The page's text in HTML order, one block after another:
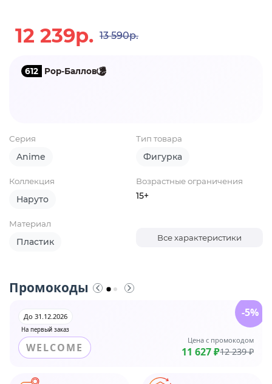
12 239р. 13 590р.
612 Pop-Баллов
Серия
Anime
Тип товара
Фигурка
Коллекция
Наруто
Возрастные ограничения
15+
Материал
Пластик Все характеристики
Промокоды
На первый заказ
До 31.12.2026
WELCOME
Цена с промокодом
11 627 ₽12 239 ₽
-5%